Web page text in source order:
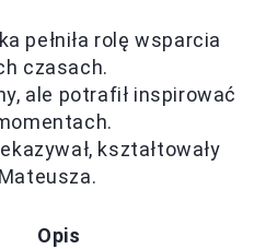
pełniła rolę wsparcia
czasach.
ale potrafił inspirować
kształtowały
Opis